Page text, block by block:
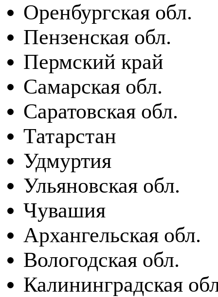
Оренбургская обл.
Пензенская обл.
Пермский край
Самарская обл.
Саратовская обл.
Татарстан
Удмуртия
Ульяновская обл.
Чувашия
Архангельская обл.
Вологодская обл.
Калининградская